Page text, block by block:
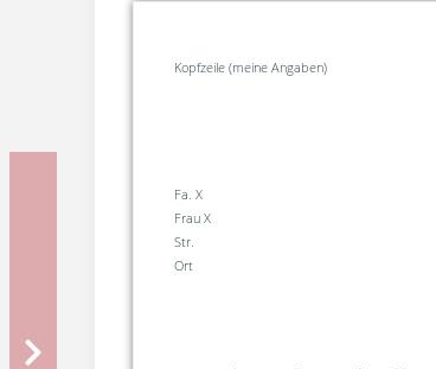
Kopfzeile (meine Angaben)
Fa. X
Frau X
Str.
Ort